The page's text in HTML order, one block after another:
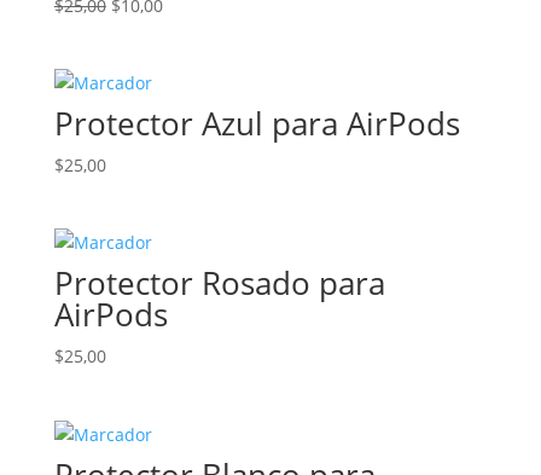
$25,00
era:
$25,00.
$10,00
$10,00.
Protector Azul para AirPods
$25,00
Protector Rosado para
AirPods
$25,00